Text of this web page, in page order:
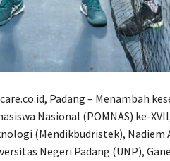
Padang – Menambah
Nasional (POMNAS) ke-
(Mendikbudristek),
Negeri Padang (UNP),